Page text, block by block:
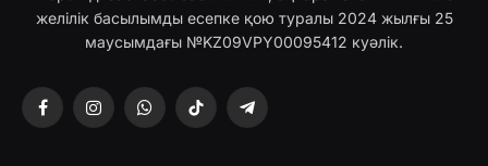
желілік басылымды есепке қою туралы 2024 жылғы 25
маусымдағы №KZ09VPY00095412 куәлік.
FacebookInstagramWhatsAppTikTok Telegram